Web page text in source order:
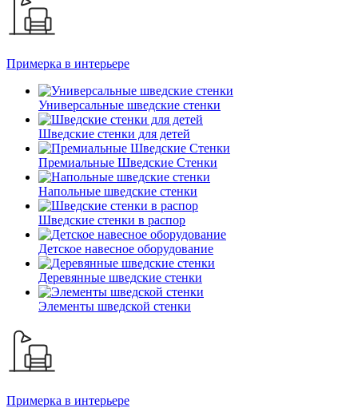
Примерка в интерьере
Универсальные шведские стенки
Шведские стенки для детей
Премиальные Шведские Стенки
Напольные шведские стенки
Шведские стенки в распор
Детское навесное оборудование
Деревянные шведские стенки
Элементы шведской стенки
Примерка в интерьере